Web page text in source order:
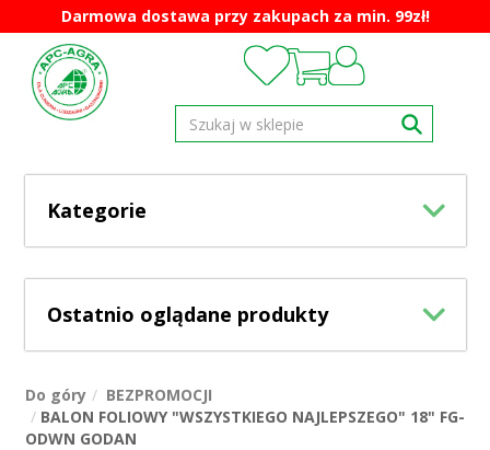
Darmowa dostawa przy zakupach za min. 99zł!
Kategorie
Ostatnio oglądane produkty
Do góry
BEZPROMOCJI
BALON FOLIOWY "WSZYSTKIEGO NAJLEPSZEGO" 18" FG-
ODWN GODAN